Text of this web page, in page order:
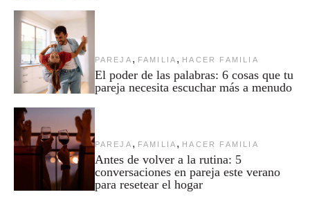
PAREJA , FAMILIA , HACER FAMILIA
El poder de las palabras: 6 cosas que tu
pareja necesita escuchar más a menudo
PAREJA , FAMILIA , HACER FAMILIA
Antes de volver a la rutina: 5
conversaciones en pareja este verano
para resetear el hogar